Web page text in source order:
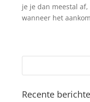
je je dan meestal
wanneer het
Recente